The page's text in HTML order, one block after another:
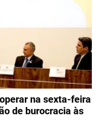
na sexta-feira
de burocracia às